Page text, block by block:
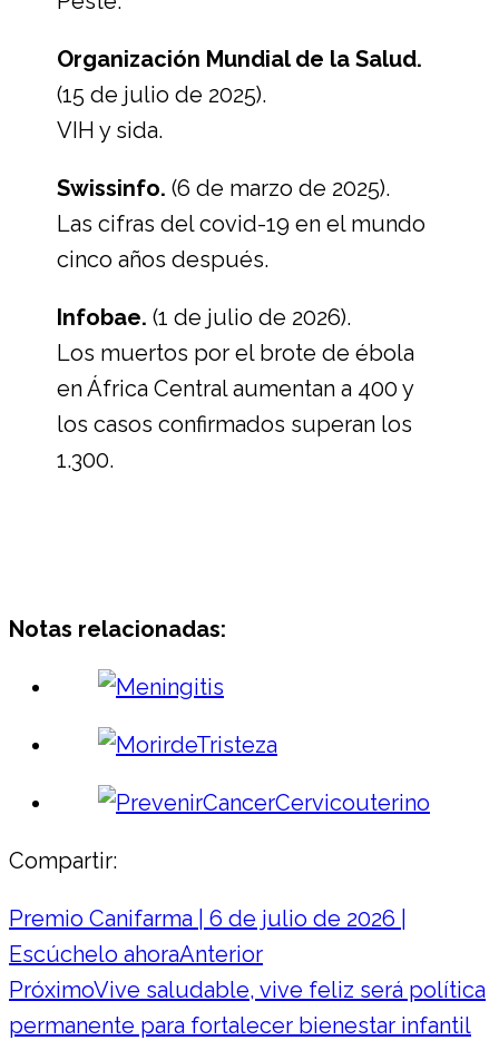
Organización Mundial de la Salud.
(15 de julio de 2025).
VIH y sida.
Swissinfo. (6 de marzo de 2025).
Las cifras del covid-19 en el mundo
cinco años después.
Infobae. (1 de julio de 2026).
Los muertos por el brote de ébola
en África Central aumentan a 400 y
los casos confirmados superan los
1.300.
Notas relacionadas:
Compartir:
Premio Canifarma | 6 de julio de 2026 |
Escúchelo ahoraAnterior
PróximoVive saludable, vive feliz será política
permanente para fortalecer bienestar infantil